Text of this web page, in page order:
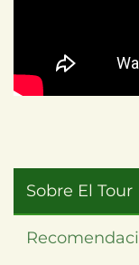
Sobre El Tour